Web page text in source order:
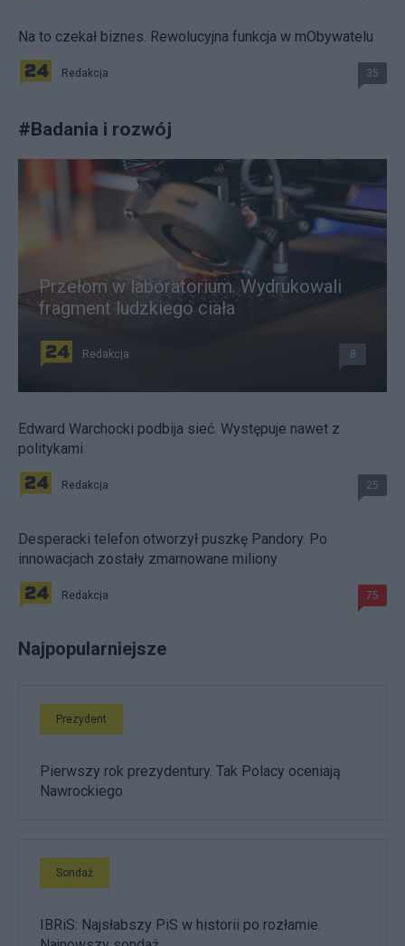
Na to czekał biznes. Rewolucyjna funkcja w mObywatelu
Redakcja 35
#Badania i rozwój
Przełom w laboratorium. Wydrukowali
fragment ludzkiego ciała
Redakcja 8
Edward Warchocki podbija sieć. Występuje nawet z
politykami
Redakcja 25
Desperacki telefon otworzył puszkę Pandory. Po
innowacjach zostały zmarnowane miliony
Redakcja 75
Najpopularniejsze
Prezydent
Pierwszy rok prezydentury. Tak Polacy oceniają
Nawrockiego
Sondaż
IBRiS: Najsłabszy PiS w historii po rozłamie.